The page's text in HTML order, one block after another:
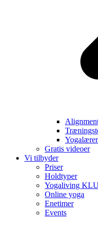
Gratis videoer
Vi tilbyder
Priser
Holdtyper
Yogaliving
Online yoga
Enetimer
Events